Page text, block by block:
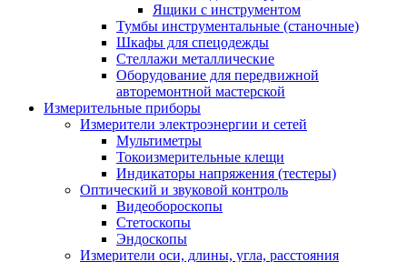
Ящики с инструментом
Тумбы инструментальные (станочные)
Шкафы для спецодежды
Стеллажи металлические
Оборудование для передвижной
авторемонтной мастерской
Измерительные приборы
Измерители электроэнергии и сетей
Мультиметры
Токоизмерительные клещи
Индикаторы напряжения (тестеры)
Оптический и звуковой контроль
Видеобороскопы
Стетоскопы
Эндоскопы
Измерители оси, длины, угла, расстояния